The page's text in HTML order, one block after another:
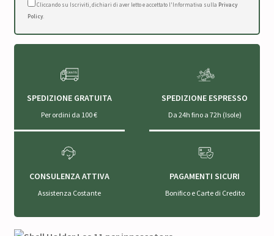
Cliccando su Iscriviti, dichiari di aver letto e accettato l'Informativa sulla Privacy
Policy.
SPEDIZIONE GRATUITA
Per ordini da 100 €
SPEDIZIONE ESPRESSO
Da 24h fino a 72h (Isole)
CONSULENZA ATTIVA
Assistenza Costante
PAGAMENTI SICURI
Bonifico e Carte di Credito